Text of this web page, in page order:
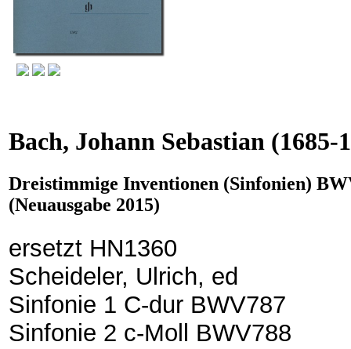
Bach, Johann Sebastian (1685-
Dreistimmige Inventionen (Sinfonien)
(Neuausgabe 2015)
ersetzt HN1360
Scheideler, Ulrich, ed
Sinfonie 1 C-dur BWV787
Sinfonie 2 c-Moll BWV788